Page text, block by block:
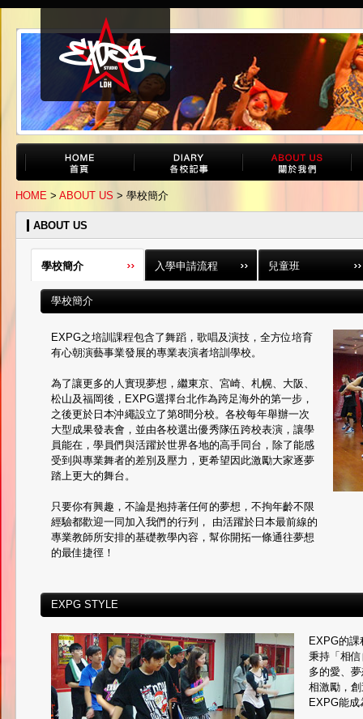
HOME > ABOUT US > 學校簡介
ABOUT US
學校簡介 入學申請流程 兒童班
學校簡介
EXPG之培訓課程包含了舞蹈，歌唱及演技，全方位培育
有心朝演藝事業發展的專業表演者培訓學校。
為了讓更多的人實現夢想，繼東京、宮崎、札幌、大阪、
松山及福岡後，EXPG選擇台北作為跨足海外的第一步，
之後更於日本沖繩設立了第8間分校。各校每年舉辦一次
大型成果發表會，並由各校選出優秀隊伍跨校表演，讓學
員能在，學員們與活躍於世界各地的高手同台，除了能感
受到與專業舞者的差別及壓力，更希望因此激勵大家逐夢
踏上更大的舞台。
只要你有興趣，不論是抱持著任何的夢想，不拘年齡不限
經驗都歡迎一同加入我們的行列， 由活躍於日本最前線的
專業教師所安排的基礎教學內容，幫你開拓一條通往夢想
的最佳捷徑！
EXPG STYLE
EXPG的
秉持「相
多的愛、
相激勵，
EXPG能